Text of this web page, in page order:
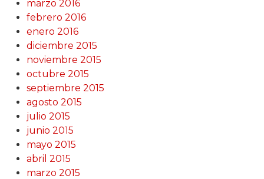
marzo 2016
febrero 2016
enero 2016
diciembre 2015
noviembre 2015
octubre 2015
septiembre 2015
agosto 2015
julio 2015
junio 2015
mayo 2015
abril 2015
marzo 2015